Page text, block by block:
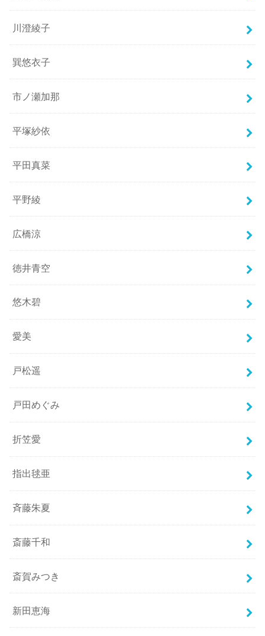
川澄綾子
巽悠衣子
市ノ瀬加那
平塚紗依
平田真菜
平野綾
広橋涼
徳井青空
悠木碧
愛美
戸松遥
戸田めぐみ
折笠愛
指出毬亜
斉藤朱夏
斎藤千和
斎賀みつき
新田恵海